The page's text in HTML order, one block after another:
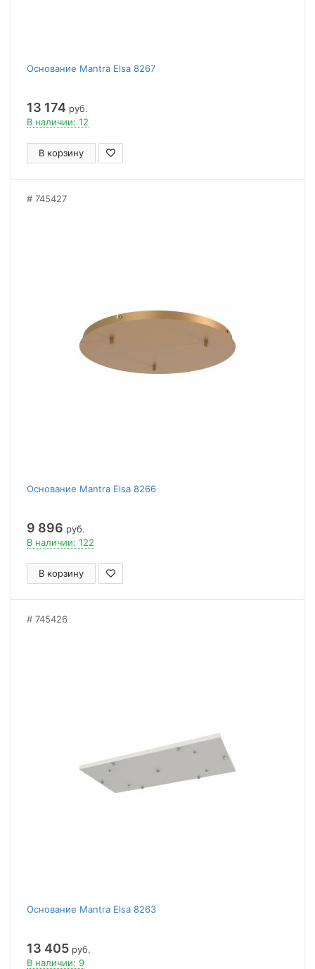
Основание Mantra Elsa 8267
13 174 руб.
В наличии: 12
В корзину
745427
Основание Mantra Elsa 8266
9 896 руб.
В наличии: 122
В корзину
745426
Основание Mantra Elsa 8263
13 405 руб.
В наличии: 9